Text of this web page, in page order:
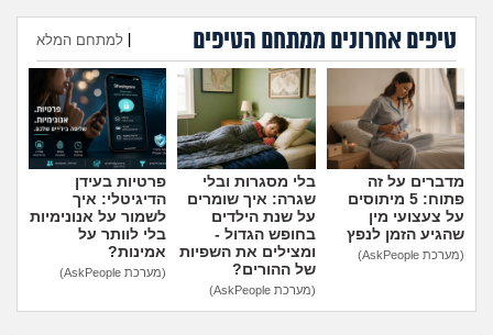
מה שעובר עליי
שומרים על הגוף
פיננסי וכלכלה
בין הסדינים
חיות מחמד
טיפים אחרונים ממתחם הטיפים למתחם המלא
הוספת טיפ
מדברים על זה
פתוח: 5 מיתוסים
על צעצועי מין
שהגיע הזמן לנפץ
(מערכת AskPeople)
בלי מסגרות ובלי
שגרה: איך שומרים
על שנת הילדים
בחופש הגדול -
ומצילים את השפיות
של ההורים?
(מערכת AskPeople)
פרטיות בעידן
הדיגיטלי: איך
לשמור על אנונימיות
בלי לוותר על
אמינות?
(מערכת AskPeople)